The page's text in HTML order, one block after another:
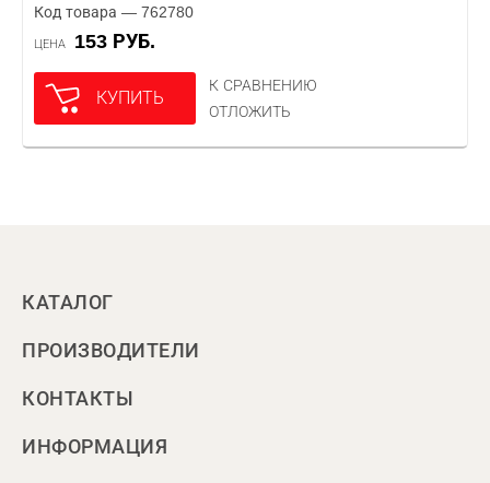
Код товара — 762780
ЦЕНА 153 РУБ.
КУПИТЬ
К СРАВНЕНИЮ
ОТЛОЖИТЬ
КАТАЛОГ
ПРОИЗВОДИТЕЛИ
КОНТАКТЫ
ИНФОРМАЦИЯ